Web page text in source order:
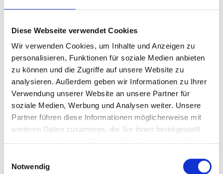
Diese Webseite verwendet Cookies
Wir verwenden Cookies, um Inhalte und Anzeigen zu
personalisieren, Funktionen für soziale Medien anbieten
zu können und die Zugriffe auf unsere Website zu
analysieren. Außerdem geben wir Informationen zu Ihrer
Verwendung unserer Website an unsere Partner für
soziale Medien, Werbung und Analysen weiter. Unsere
Partner führen diese Informationen möglicherweise mit
weiteren Daten zusammen, die Sie ihnen bereitgestellt
Notwendig
Noch nie hat ARD und ZDF so viel im Fernsehen
gezeigt von den Paralympics wie dieses
Es wurde meistens 6 Stunden pro Tag im
Fernsehen gezeigt. Es wurden alle
paralympischen Sportarten gezeigt. Deutsche
und auch manchmal nichtdeutsche
Medaillengewinner wurden interviewt, es
wurde gezeigt wie barrierefrei London ist, es
wurde oft gezeigt warum ein bestimmter
Paralympicsportler behindert ist und wie es